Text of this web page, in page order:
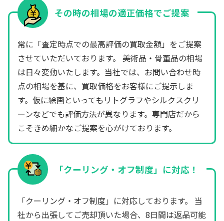
その時の相場の適正価格でご提案
常に「査定時点での最高評価の買取金額」をご提案
させていただいております。 美術品・骨董品の相場
は日々変動いたします。当社では、お問い合わせ時
点の相場を基に、買取価格をお客様にご提示しま
す。仮に絵画といってもリトグラフやシルクスクリ
ーンなどでも評価方法が異なります。専門店だから
こそきめ細かなご提案を心がけております。
「クーリング・オフ制度」に対応！
「クーリング・オフ制度」に対応しております。 当
社から出張してご売却頂いた場合、8日間は返品可能